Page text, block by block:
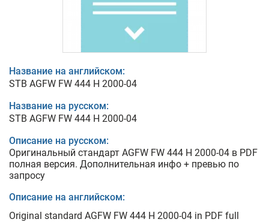
Название на английском:
STB AGFW FW 444 H 2000-04
Название на русском:
STB AGFW FW 444 H 2000-04
Описание на русском:
Оригинальный стандарт AGFW FW 444 H 2000-04 в PDF
полная версия. Дополнительная инфо + превью по
запросу
Описание на английском:
Original standard AGFW FW 444 H 2000-04 in PDF full